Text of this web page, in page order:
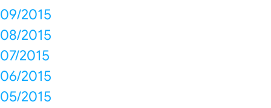
09/2015
08/2015
07/2015
06/2015
05/2015